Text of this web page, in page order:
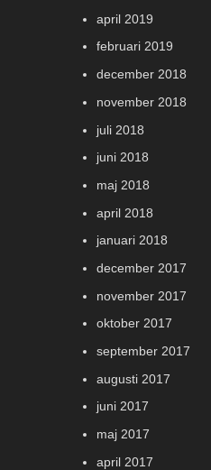
april 2019
februari 2019
december 2018
november 2018
juli 2018
juni 2018
maj 2018
april 2018
januari 2018
december 2017
november 2017
oktober 2017
september 2017
augusti 2017
juni 2017
maj 2017
april 2017